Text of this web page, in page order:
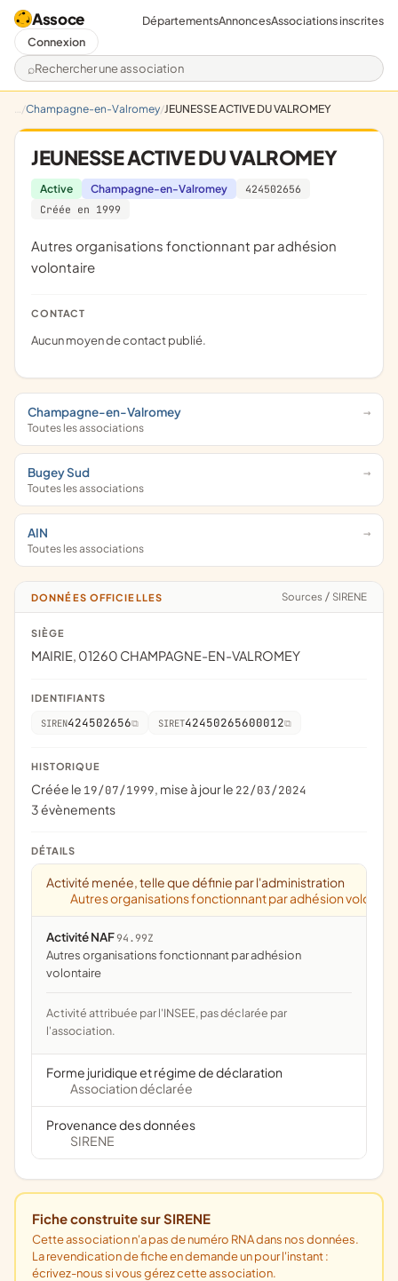
Assoce
Rechercher une association
DépartementsAnnoncesAssociations inscrites
Connexion
Champagne-en-Valromey JEUNESSE ACTIVE DU VALROMEY
JEUNESSE ACTIVE DU VALROMEY
Active Champagne-en-Valromey
424502656
Créée en 1999
Autres organisations fonctionnant par adhésion
volontaire
CONTACT
Aucun moyen de contact publié.
Champagne-en-Valromey
Toutes les associations
Bugey Sud
Toutes les associations
AIN
Toutes les associations
DONNÉES OFFICIELLES Sources / SIRENE
SIÈGE
MAIRIE, 01260 CHAMPAGNE-EN-VALROMEY
IDENTIFIANTS
SIREN424502656 SIRET42450265600012
HISTORIQUE
Créée le 19/07/1999, mise à jour le 22/03/2024
3 évènements
DÉTAILS
Activité menée, telle que définie par l'administration
Autres organisations fonctionnant par adhésion
Activité NAF94.99Z
Autres organisations fonctionnant par adhésion
volontaire
Activité attribuée par l'INSEE, pas déclarée par
l'association.
Forme juridique et régime de déclaration
Association déclarée
Provenance des données
SIRENE
Fiche construite sur SIRENE
Cette association n'a pas de numéro RNA dans nos données.
La revendication de fiche en demande un pour l'instant :
écrivez-nous si vous gérez cette association.